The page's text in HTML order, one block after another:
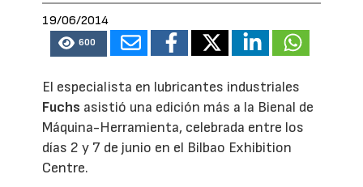
19/06/2014
600
El especialista en lubricantes industriales
Fuchs asistió una edición más a la Bienal de
Máquina-Herramienta, celebrada entre los
días 2 y 7 de junio en el Bilbao Exhibition
Centre.